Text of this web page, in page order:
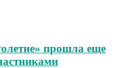
прошла еще